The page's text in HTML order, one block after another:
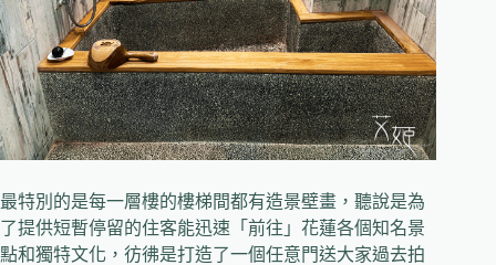
最特別的是每一層樓的樓梯間都有造景壁畫，聽說是為
了提供短暫停留的住客能迅速「前往」花蓮各個知名景
點和獨特文化，彷彿是打造了一個任意門送大家過去拍